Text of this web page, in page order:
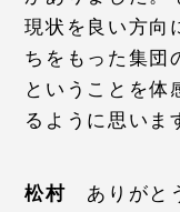
現状を良い方向
ちをもった集団
ということを体
るように思いま
松村 ありがと